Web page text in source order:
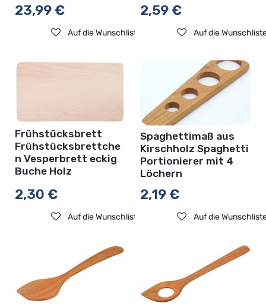
23,99€
Auf die Wunschliste
2,59€
Auf die
Frühstücksbrett
Frühstücksbrettche
n Vesperbrett eckig
Buche Holz
2,30 €
Auf die Wunschliste
Spaghettimaß aus
Kirschholz Spaghetti
Portionierer mit 4
Löchern
2,19€
Auf die